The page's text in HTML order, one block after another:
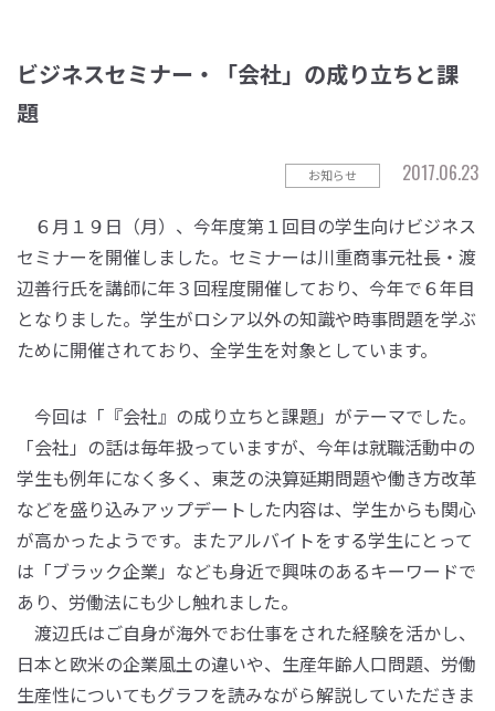
ビジネスセミナー・「会社」の成り立ちと課
題
お知らせ
2017.06.23
６月１９日（月）、今年度第１回目の学生向けビジネス
セミナーを開催しました。セミナーは川重商事元社長・渡
辺善行氏を講師に年３回程度開催しており、今年で６年目
となりました。学生がロシア以外の知識や時事問題を学ぶ
ために開催されており、全学生を対象としています。
今回は「『会社』の成り立ちと課題」がテーマでした。
「会社」の話は毎年扱っていますが、今年は就職活動中の
学生も例年になく多く、東芝の決算延期問題や働き方改革
などを盛り込みアップデートした内容は、学生からも関心
が高かったようです。またアルバイトをする学生にとって
は「ブラック企業」なども身近で興味のあるキーワードで
あり、労働法にも少し触れました。
渡辺氏はご自身が海外でお仕事をされた経験を活かし、
日本と欧米の企業風土の違いや、生産年齢人口問題、労働
生産性についてもグラフを読みながら解説していただきま